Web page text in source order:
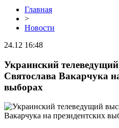
Главная
>
Новости
24.12 16:48
Украинский
Святослава Вакарчука
выборах